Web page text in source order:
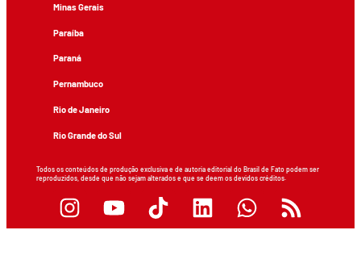
Minas Gerais
Paraíba
Paraná
Pernambuco
Rio de Janeiro
Rio Grande do Sul
Todos os conteúdos de produção exclusiva e de autoria editorial do Brasil de Fato podem ser
reproduzidos, desde que não sejam alterados e que se deem os devidos créditos.